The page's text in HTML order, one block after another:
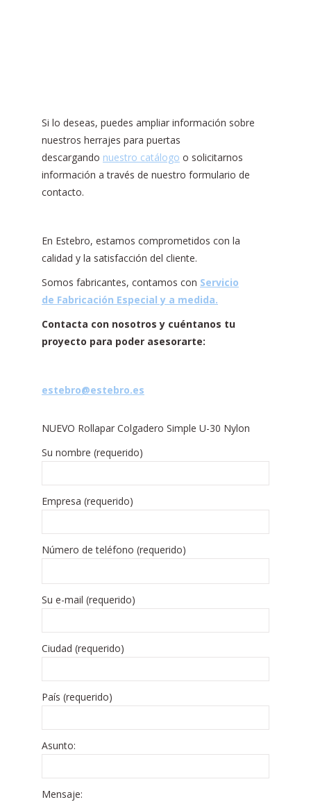
Si lo deseas, puedes ampliar información sobre
nuestros herrajes para puertas
descargando nuestro catálogo o solicitarnos
información a través de nuestro formulario de
contacto.
En Estebro, estamos comprometidos con la
calidad y la satisfacción del cliente.
Somos fabricantes, contamos con Servicio
de Fabricación Especial y a medida.
Contacta con nosotros y cuéntanos tu
proyecto para poder asesorarte:
estebro@estebro.es
NUEVO Rollapar Colgadero Simple U-30 Nylon
Su nombre (requerido)
Empresa (requerido)
Número de teléfono (requerido)
Su e-mail (requerido)
Ciudad (requerido)
País (requerido)
Asunto:
Mensaje: